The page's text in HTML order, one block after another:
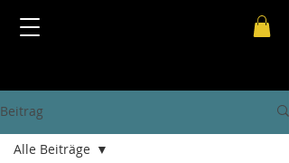
Beitrag
Alle Beiträge